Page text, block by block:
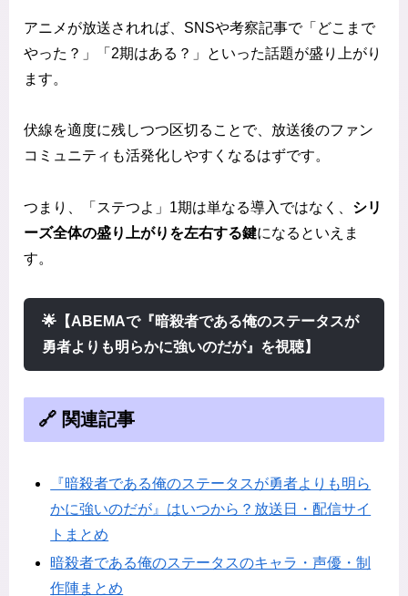
アニメが放送されれば、SNSや考察記事で「どこまで
やった？」「2期はある？」といった話題が盛り上がり
ます。
伏線を適度に残しつつ区切ることで、放送後のファン
コミュニティも活発化しやすくなるはずです。
つまり、「ステつよ」1期は単なる導入ではなく、 シリ
ーズ全体の盛り上がりを左右する鍵になるといえま
す。
🌟【ABEMAで『暗殺者である俺のステータスが
勇者よりも明らかに強いのだが』を視聴】
🔗 関連記事
『暗殺者である俺のステータスが勇者よりも明ら
かに強いのだが』はいつから？放送日・配信サイ
トまとめ
暗殺者である俺のステータスのキャラ・声優・制
作陣まとめ